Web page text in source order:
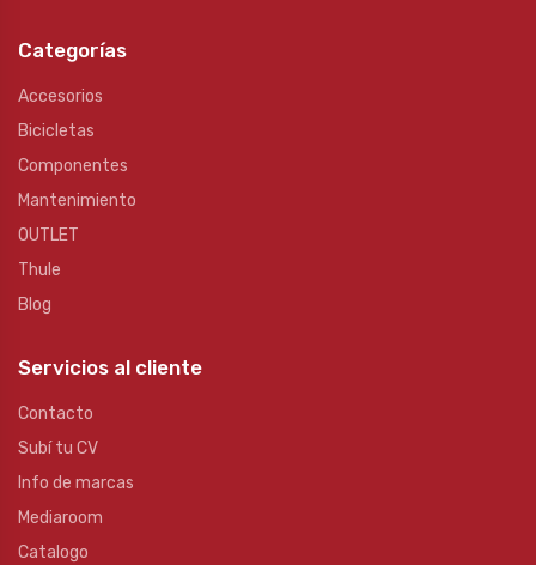
Categorías
Accesorios
Bicicletas
Componentes
Mantenimiento
OUTLET
Thule
Blog
Servicios al cliente
Contacto
Subí tu CV
Info de marcas
Mediaroom
Catalogo